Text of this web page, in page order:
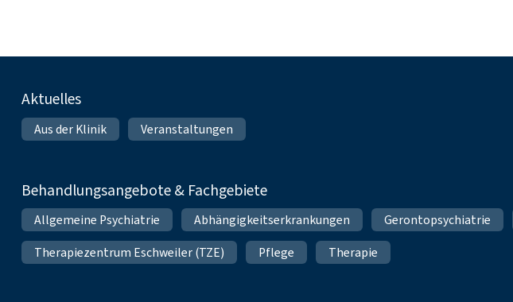
Fußnavigation
Aktuelles
Aus der Klinik Veranstaltungen
Behandlungsangebote & Fachgebiete
Allgemeine Psychiatrie Abhängigkeitserkrankungen Gerontopsychiatrie
Therapiezentrum Eschweiler (TZE)
Pflege Therapie